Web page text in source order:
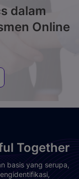
dalam
Online
Together
basis yang serupa,